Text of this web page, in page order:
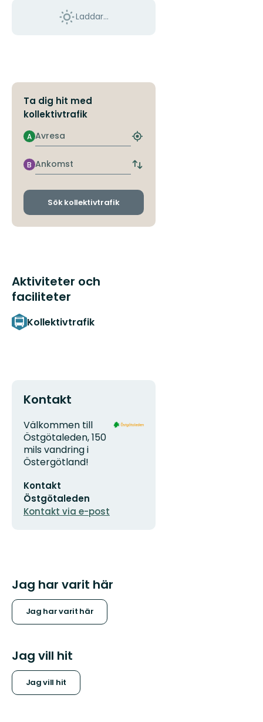
Laddar...
Ta dig hit med
kollektivtrafik
Avresa
A
Hitta
hållplats
Ankomst
B
Byt
och
Sök kollektivtrafik
Aktiviteter och
faciliteter
Kollektivtrafik
Kontakt
Adress
Välkommen till
Östgötaleden, 150
mils vandring i
Östergötland!
postadress
Kontakt
Östgötaleden
Kontakt via e-post
Organisationens
Jag har varit här
Jag har varit här
Jag vill hit
Jag vill hit